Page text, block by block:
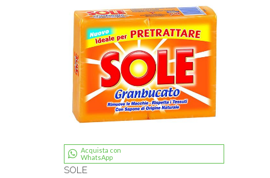
Acquista con
WhatsApp
SOLE